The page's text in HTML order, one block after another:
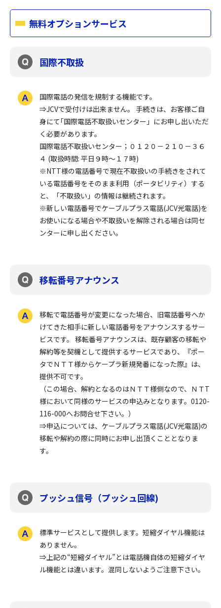
無料オプションサービス
国際不取扱
国際電話の発信を規制する機能です。
⇒JCVで受付けは出来ません。 手続きは、お客様ご自
身にて｢国際電話不取扱いセンター」にお申し出いただ
く必要があります。
国際電話不取扱いセンター；０１２０－２１０－３６
４ (取扱時間: 平日９時～１７時)
※NTT様の電話番号で現在不取扱いの手続きをされて
いる電話番号をそのまま利用（ポータビリティ）する
と、「不取扱い」の情報は継続されます。
※新しい電話番号でケーブルプラス電話(JCV光電話)を
お使いになる場合や不取扱いを解除される場合は同セ
ンターに申し出ください。
移転番号アナウンス
移転で電話番号が変更になった場合、旧電話番号へか
けてきた相手に新しい電話番号をアナウンスするサー
ビスです。 移転番号アナウンスは、既存顧客の移転や
解約等を契機として提供するサービスであり、『ポー
タでＮＴＴ様からケープラ新規発番になった際』は、
提供不可です。
（この場合、解約となるのはＮＴＴ様側なので、ＮＴT
様において同様のサービスの申込みとなります。0120-
116-000へお問合せ下さい。）
⇒申込については、ケーブルプラス電話(JCV光電話)の
移転や解約の際に同時にお申し出頂くこととなりま
す。
プッシュ信号（プッシュ回線)
標準サービスとして提供します。短縮ダイヤル機能は
ありません。
⇒上記の“短縮ダイヤル”とは電話機自体の短縮ダイヤ
ル機能とは違います。混同しないようご注意下さい。